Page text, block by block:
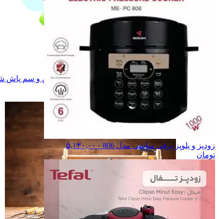
ورزش و سفر
ورزش و سفر
جعبه ابزار جعبه ابزار
دریل شارژی
متر
کارواش و سم پاش شارژی کارواش و سم پاش
اینورتور اینورتور
همه دسته بندی های ابزارالات
زودپز و پلوپز برقی مباشی مدل 806
۵,۱۳۰,۰۰۰
تومان